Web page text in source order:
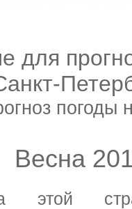
для
погоды
Весна
этой